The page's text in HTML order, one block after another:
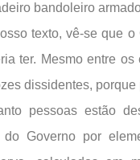
bandoleiro
texto, vê-se que
ter. Mesmo entre
dissidentes,
pessoas estão
do Governo por